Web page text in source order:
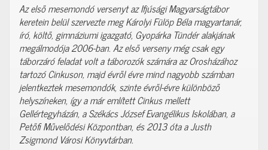
Az első mesemondó versenyt az Ifjúsági Magyarságtábor
keretein belül szervezte meg Károlyi Fülöp Béla magyartanár,
író, költő, gimnáziumi igazgató, Gyopárka Tündér alakjának
megálmodója 2006-ban. Az első verseny még csak egy
táborzáró feladat volt a táborozók számára az Orosházához
tartozó Cinkuson, majd évről évre mind nagyobb számban
jelentkeztek mesemondók, szinte évről-évre különböző
helyszíneken, így a már említett Cinkus mellett
Gellértegyházán, a Székács József Evangélikus Iskolában, a
Petőfi Művelődési Központban, és 2013 óta a Justh
Zsigmond Városi Könyvtárban.